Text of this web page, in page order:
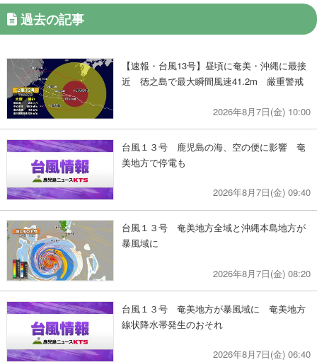
過去の記事
【速報・台風13号】昼頃に奄美・沖縄に最接
近 徳之島で最大瞬間風速41.2m 厳重警戒
2026年8月7日(金) 10:00
台風１３号 鹿児島の海、空の便に影響 奄
美地方で停電も
2026年8月7日(金) 09:40
台風１３号 奄美地方全域と沖縄本島地方が
暴風域に
2026年8月7日(金) 08:20
台風１３号 奄美地方が暴風域に 奄美地方
線状降水帯発生のおそれ
2026年8月7日(金) 06:40